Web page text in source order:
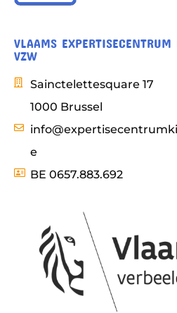
VLAAMS
VZW
Sainctelettesquare 17
1000 Brussel
e
BE 0657.883.692